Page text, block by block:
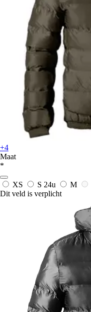
+4
Maat
*
XS S 24u M
Dit veld is verplicht